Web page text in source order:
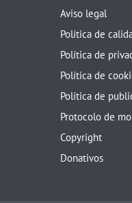
Aviso legal
Política de
Política de
Política de
Política de
Protocolo de
Copyright
Donativos